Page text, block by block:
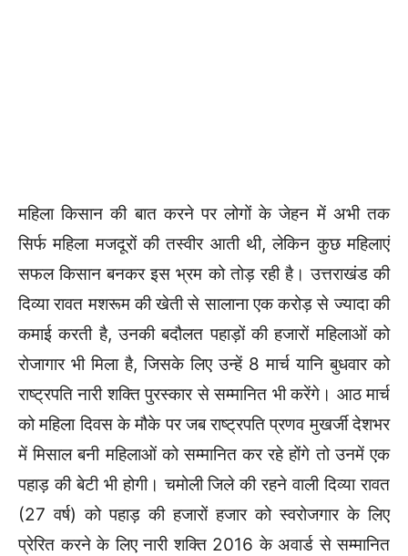
महिला किसान की बात करने पर लोगों के जेहन में अभी तक
सिर्फ महिला मजदूरों की तस्वीर आती थी, लेकिन कुछ महिलाएं
सफल किसान बनकर इस भ्रम को तोड़ रही है। उत्तराखंड की
दिव्या रावत मशरूम की खेती से सालाना एक करोड़ से ज्यादा की
कमाई करती है, उनकी बदौलत पहाड़ों की हजारों महिलाओं को
रोजागार भी मिला है, जिसके लिए उन्हें 8 मार्च यानि बुधवार को
राष्ट्रपति नारी शक्ति पुरस्कार से सम्मानित भी करेंगे। आठ मार्च
को महिला दिवस के मौके पर जब राष्ट्रपति प्रणव मुखर्जी देशभर
में मिसाल बनी महिलाओं को सम्मानित कर रहे होंगे तो उनमें एक
पहाड़ की बेटी भी होगी। चमोली जिले की रहने वाली दिव्या रावत
(27 वर्ष) को पहाड़ की हजारों हजार को स्वरोजगार के लिए
प्रेरित करने के लिए नारी शक्ति 2016 के अवार्ड से सम्मानित